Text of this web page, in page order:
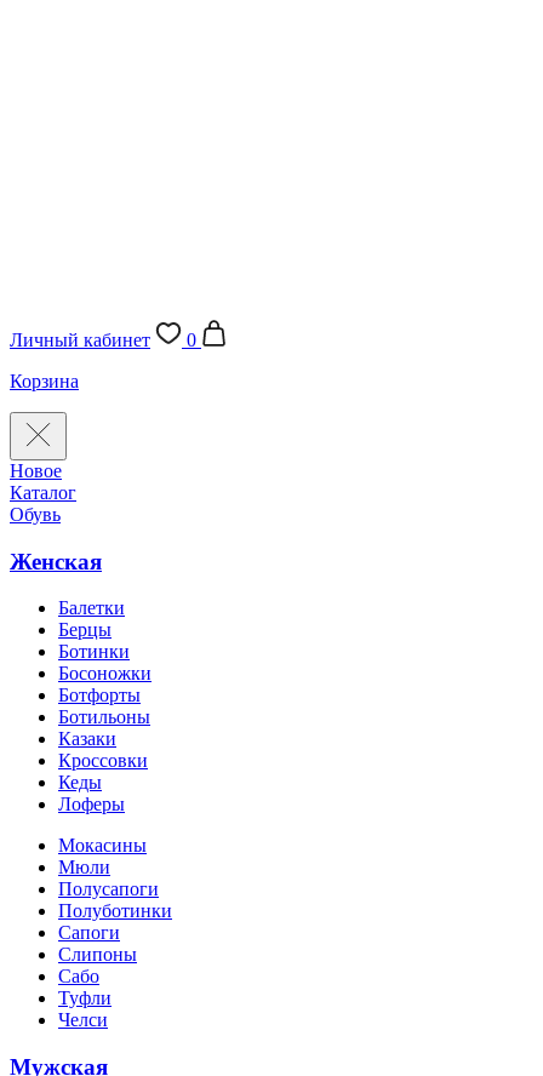
Личный кабинет
0
Корзина
Новое
Каталог
Обувь
Женская
Балетки
Берцы
Ботинки
Босоножки
Ботфорты
Ботильоны
Казаки
Кроссовки
Кеды
Лоферы
Мокасины
Мюли
Полусапоги
Полуботинки
Сапоги
Слипоны
Сабо
Туфли
Челси
Мужская